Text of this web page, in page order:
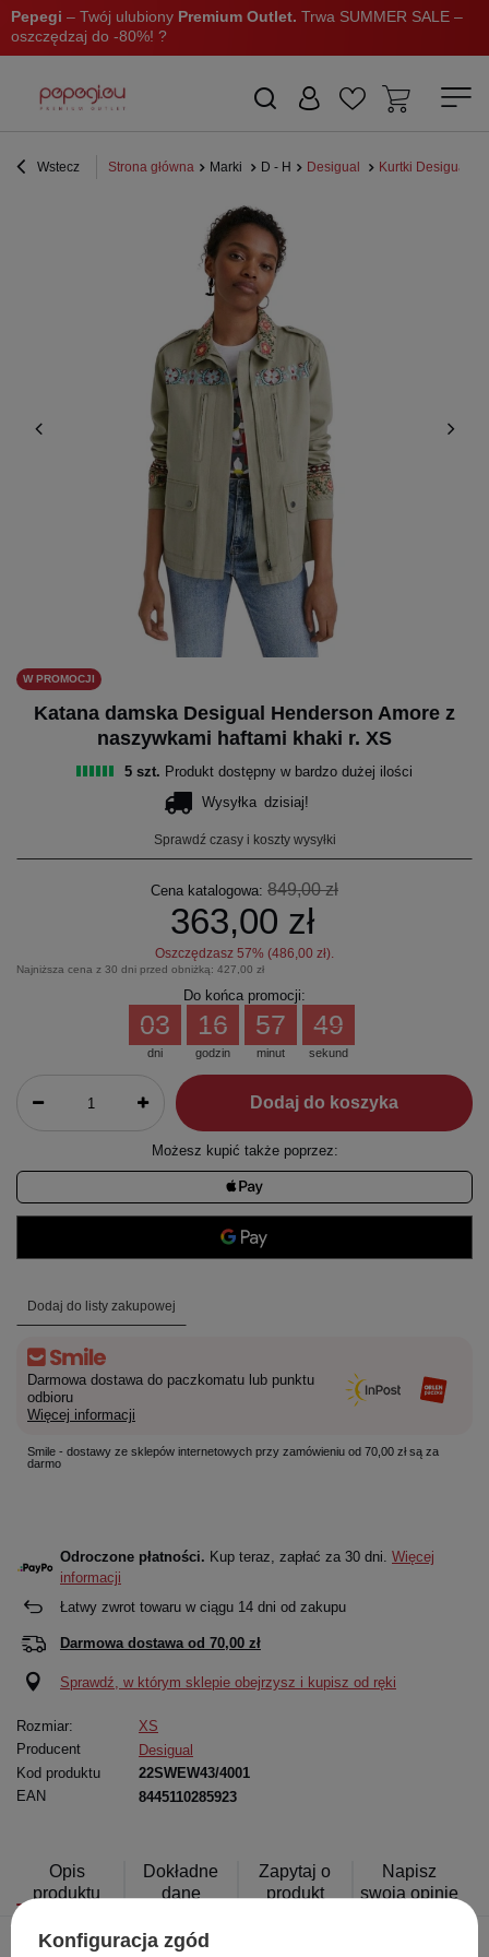
Pepegi – Twój ulubiony Premium Outlet. Trwa SUMMER SALE –
oszczędzaj do -80%! ?
Wstecz Strona główna Marki D - H Desigual Kurtki Desigual
W PROMOCJI
Katana damska Desigual Henderson Amore z
naszywkami haftami khaki r. XS
5 szt. Produkt dostępny w bardzo dużej ilości
Wysyłka dzisiaj!
Sprawdź czasy i koszty wysyłki
Cena katalogowa: 849,00 zł
363,00 zł
Oszczędzasz 57% (486,00 zł).
Najniższa cena z 30 dni przed obniżką: 427,00 zł
Do końca promocji:
dni
03
godzin
16
minut
57
sekund
49
Dodaj do koszyka
Możesz kupić także poprzez:
Dodaj do listy zakupowej
Darmowa dostawa do paczkomatu lub punktu
odbioru
Więcej informacji
Smile - dostawy ze sklepów internetowych przy zamówieniu od 70,00 zł są za
darmo
Odroczone płatności. Kup teraz, zapłać za 30 dni. Więcej
informacji
Łatwy zwrot towaru w ciągu 14 dni od zakupu
Darmowa dostawa od 70,00 zł
Sprawdź, w którym sklepie obejrzysz i kupisz od ręki
Rozmiar:
XS
Producent
Desigual
Kod produktu
22SWEW43/4001
EAN
8445110285923
Opis
produktu
Dokładne
dane
Zapytaj o
produkt
Napisz
swoją opinię
Konfiguracja zgód